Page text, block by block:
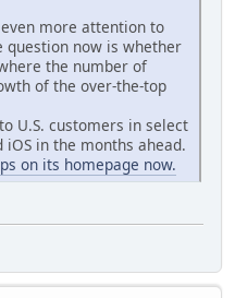
more attention to
question now is whether
the number of
of the over-the-top
U.S. customers in select
in the months ahead.
on its homepage now.